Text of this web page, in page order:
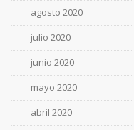
agosto 2020
julio 2020
junio 2020
mayo 2020
abril 2020